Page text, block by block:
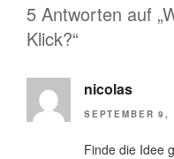
5 Antworten auf
Klick?“
nicolas
SEPTEMBER 9,
Finde die Idee